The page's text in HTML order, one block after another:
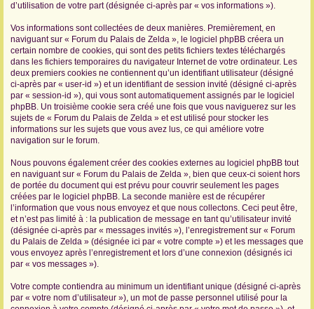
d’utilisation de votre part (désignée ci-après par « vos informations »).
Vos informations sont collectées de deux manières. Premièrement, en
naviguant sur « Forum du Palais de Zelda », le logiciel phpBB créera un
certain nombre de cookies, qui sont des petits fichiers textes téléchargés
dans les fichiers temporaires du navigateur Internet de votre ordinateur. Les
deux premiers cookies ne contiennent qu’un identifiant utilisateur (désigné
ci-après par « user-id ») et un identifiant de session invité (désigné ci-après
par « session-id »), qui vous sont automatiquement assignés par le logiciel
phpBB. Un troisième cookie sera créé une fois que vous naviguerez sur les
sujets de « Forum du Palais de Zelda » et est utilisé pour stocker les
informations sur les sujets que vous avez lus, ce qui améliore votre
navigation sur le forum.
Nous pouvons également créer des cookies externes au logiciel phpBB tout
en naviguant sur « Forum du Palais de Zelda », bien que ceux-ci soient hors
de portée du document qui est prévu pour couvrir seulement les pages
créées par le logiciel phpBB. La seconde manière est de récupérer
l’information que vous nous envoyez et que nous collectons. Ceci peut être,
et n’est pas limité à : la publication de message en tant qu’utilisateur invité
(désignée ci-après par « messages invités »), l’enregistrement sur « Forum
du Palais de Zelda » (désignée ici par « votre compte ») et les messages que
vous envoyez après l’enregistrement et lors d’une connexion (désignés ici
par « vos messages »).
Votre compte contiendra au minimum un identifiant unique (désigné ci-après
par « votre nom d’utilisateur »), un mot de passe personnel utilisé pour la